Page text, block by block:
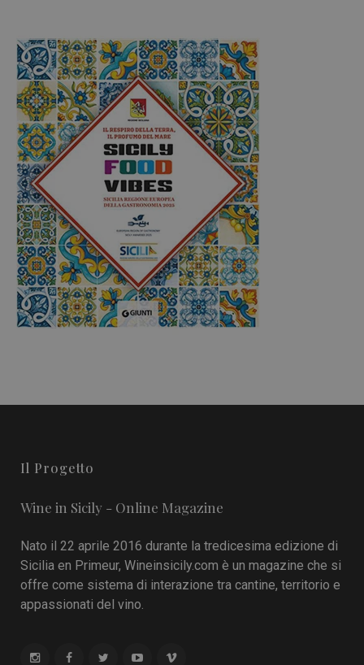
Il Progetto
Wine in Sicily - Online Magazine
Nato il 22 aprile 2016 durante la tredicesima edizione di
Sicilia en Primeur, Wineinsicily.com è un magazine che si
offre come sistema di interazione tra cantine, territorio e
appassionati del vino.